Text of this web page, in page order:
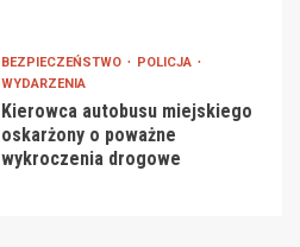
BEZPIECZEŃSTWO
POLICJA
WYDARZENIA
Kierowca autobusu miejskiego
oskarżony o poważne
wykroczenia drogowe